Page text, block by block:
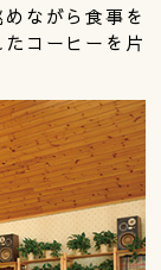
ながら食事を
コーヒーを片